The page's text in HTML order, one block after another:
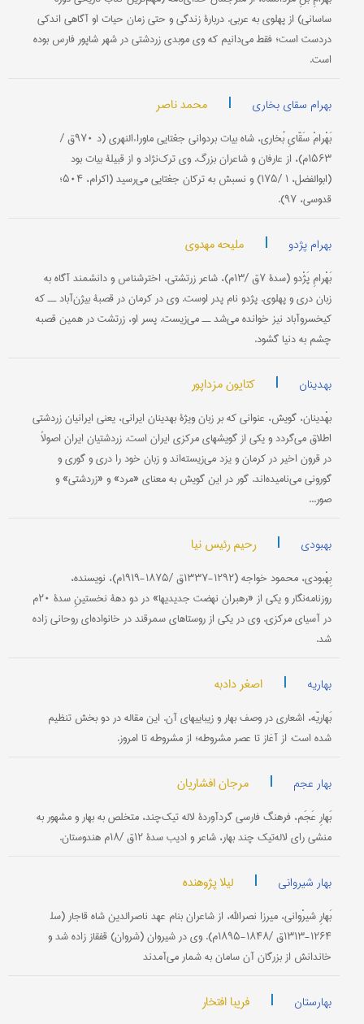
ساسانی‌) از پهلوی‌ به‌ عربی‌. دربارۀ زندگی‌ و حتى زمان‌ حیات‌ او آگاهی‌ اندكی‌
دردست‌ است‌؛ فقط می‌دانیم‌ كه‌ وی‌ موبدی‌ زردشتی‌ در شهر شاپور فارس‌ بوده‌
است‌.
بهرام سقای بخاری | محمد ناصر
بَهْرامْ سَقّایِ بُخاری‌، شاه‌ بیات‌ بردوانی‌ جغتایی‌ ماوراءالنهری‌ (د ۹۷۰ق‌ /
۱۵۶۳م‌)، از عارفان‌ و شاعران‌ بزرگ‌. وی‌ ترك‌نژاد و از قبیلۀ بیات‌ بود
(ابوالفضل‌، ۱ /۱۷۵) و نسبش‌ به‌ تركان‌ جغتایی‌ می‌رسید (اكرام‌، ۵۰۴؛
قدوسی‌، ۹۷).
بهرام پژدو | ملیحه مهدوی
بَهْرامِ پَژْدو (سدۀ ۷ق‌ /۱۳م‌)، شاعر زرتشتی‌، اخترشناس‌ و دانشمند آگاه‌ به‌
زبان‌ دری‌ و پهلوی‌. پژدو نام‌ پدر اوست‌. وی‌ در كرمان‌ در قصبۀ بیژن‌آباد ــ كه‌
كیخسروآباد نیز خوانده‌ می‌شد ــ می‌زیست‌. پسر او، زرتشت‌ در همین‌ قصبه‌
چشم‌ به‌ دنیا گشود.
بهدینان | کتایون مزداپور
بهْدینان‌، گویش‌، عنوانی‌ كه‌ بر زبان‌ ویژۀ بهدینان‌ ایرانی‌، یعنی‌ ایرانیان‌ زردشتی‌
اطلاق‌ می‌گردد و یكی‌ از گویشهای‌ مركزی‌ ایران‌ است‌. زردشتیان‌ ایران‌ اصولاً
در قرون‌ اخیر در كرمان‌ و یزد می‌زیسته‌اند و زبان‌ خود را دری‌ و گوری‌ و
گورونی می‌نامیده‌اند. گور در این‌ گویش‌ به‌ معنای «مرد» و «زردشتی‌» و
صور...
بهبودی | رحیم رئیس نیا
بِهْبودی‌، محمود خواجه‌ (۱۲۹۲-۱۳۳۷ق‌ /۱۸۷۵-۱۹۱۹م‌)، نویسنده‌،
روزنامه‌نگار و یكی‌ از «رهبران‌ نهضت‌ جدیدیها» در دو دهۀ نخستینِ سدۀ ۲۰م‌
در آسیای‌ مركزی‌. وی‌ در یكی‌ از روستاهای‌ سمرقند در خانواده‌ای‌ روحانی‌ زاده‌
شد.
بهاریه | اصغر دادبه
بَهاریّه‌، اشعاری‌ در وصف‌ بهار و زیباییهای‌ آن‌. این‌ مقاله‌ در دو بخش‌ تنظیم‌
شده‌ است‌: از آغاز تا عصر مشروطه‌؛ از مشروطه‌ تا امروز.
بهار عجم | مرجان افشاریان
بَهارِ عَجَم‌، فرهنگ‌ فارسی‌ گردآوردۀ لاله‌ تیك‌چند، متخلص‌ به‌ بهار و مشهور به‌
منشی‌ رای‌ لاله‌تیك‌ چند بهار، شاعر و ادیب‌ سدۀ ۱۲ق‌ /۱۸م‌ هندوستان‌.
بهار شیروانی | لیلا پژوهنده
بَهارِ شیرْوانی‌، میرزا نصرالله‌، از شاعران‌ بنام‌ عهد ناصرالدین‌ شاه‌ قاجار (سل‍
۱۲۶۴-۱۳۱۳ق‌ /۱۸۴۸-۱۸۹۵م‌). وی‌ در شیروان‌ (شروان‌) قفقاز زاده‌ شد و
خاندانش‌ از بزرگان‌ آن‌ سامان‌ به‌ شمار می‌آمدند
بهارستان | فریبا افتخار